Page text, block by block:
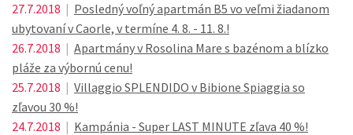
27.7.2018 | Posledný voľný apartmán B5 vo veľmi žiadanom
ubytovaní v Caorle, v termíne 4. 8. - 11. 8.!
26.7.2018 | Apartmány v Rosolina Mare s bazénom a blízko
pláže za výbornú cenu!
25.7.2018 | Villaggio SPLENDIDO v Bibione Spiaggia so
zľavou 30 %!
24.7.2018 | Kampánia - Super LAST MINUTE zľava 40 %!